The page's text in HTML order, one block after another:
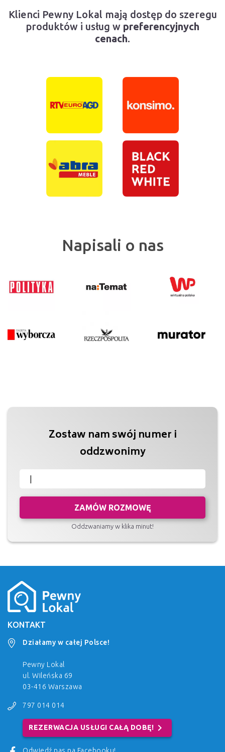
Klienci Pewny Lokal mają dostęp do szeregu
produktów i usług w preferencyjnych
cenach.
Napisali o nas
Zostaw nam swój numer i
oddzwonimy
ZAMÓW ROZMOWĘ
Oddzwaniamy w klika minut!
KONTAKT
Działamy w całej Polsce!
Pewny Lokal
ul. Wileńska 69
03-416 Warszawa
797 014 014
REZERWACJA USŁUGI CAŁĄ DOBĘ! chevron_right
Odwiedź nas na Facebooku!